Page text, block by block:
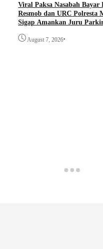
Viral Paksa Nasabah Bayar
Resmob dan URC Polresta
Sigap Amankan Juru
August 7, 2026•